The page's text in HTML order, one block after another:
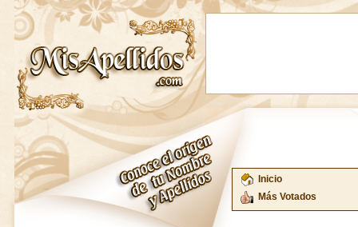
Inicio
Más Votados